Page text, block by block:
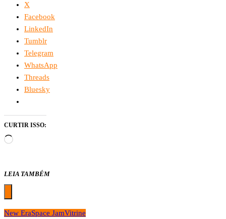
X
Facebook
LinkedIn
Tumblr
Telegram
WhatsApp
Threads
Bluesky
CURTIR ISSO:
Carregando...
LEIA TAMBÉM
New EraSpace JamVitrine